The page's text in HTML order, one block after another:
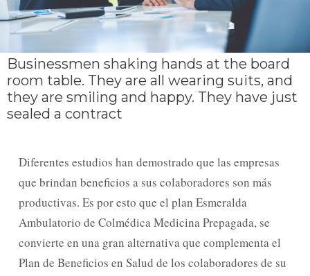
Businessmen shaking hands at the board
room table. They are all wearing suits, and
they are smiling and happy. They have just
sealed a contract
Diferentes estudios han demostrado que las empresas
que brindan beneficios a sus colaboradores son más
productivas. Es por esto que el plan Esmeralda
Ambulatorio de Colmédica Medicina Prepagada, se
convierte en una gran alternativa que complementa el
Plan de Beneficios en Salud de los colaboradores de su